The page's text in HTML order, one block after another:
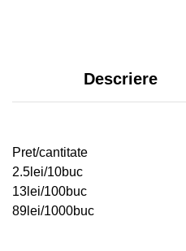
Descriere
Pret/cantitate
2.5lei/10buc
13lei/100buc
89lei/1000buc